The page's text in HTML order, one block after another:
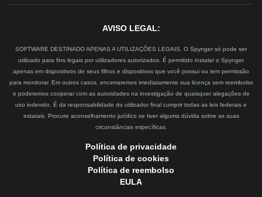
AVISO LEGAL:
SOFTWARE DESTINADO APENAS A UTILIZAÇÕES LEGAIS. O Spynger só pode ser
utilizado para fins legais por utilizadores autorizados. É permitido instalar o Spynger
apenas em dispositivos de seus filhos e dispositivos que você possui ou tem permissão
para monitorar. Em outros casos, encerraremos imediatamente sua licença sem reembolso
e poderemos cooperar com as autoridades na investigação de quaisquer alegações de
uso indevido. É da responsabilidade do utilizador final cumprir todas as leis federais e
estatais. Procure aconselhamento jurídico se tiver alguma dúvida sobre as suas
circunstâncias específicas.
Política de privacidade
Política de cookies
Política de reembolso
EULA